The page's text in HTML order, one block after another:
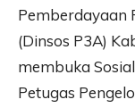
Pemberdayaan
(Dinsos P3A)
membuka
Petugas